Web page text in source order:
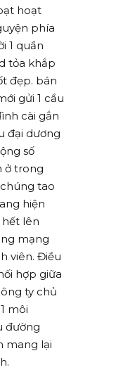
hoạt
phía
1 quần
tỏa khắp
đẹp. bán
gửi 1 cầu
cài gắn
đại dương
số
ở trong
tao
hiện
lên
mạng
viên. Điều
hợp giữa
ty chủ
môi
đường
mang lại